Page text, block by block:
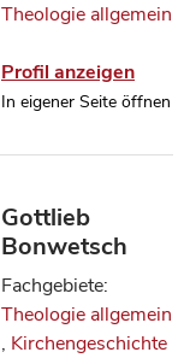
Theologie allgemein
Profil anzeigen
In eigener Seite öffnen
Gottlieb
Bonwetsch
Fachgebiete:
Theologie allgemein
, Kirchengeschichte